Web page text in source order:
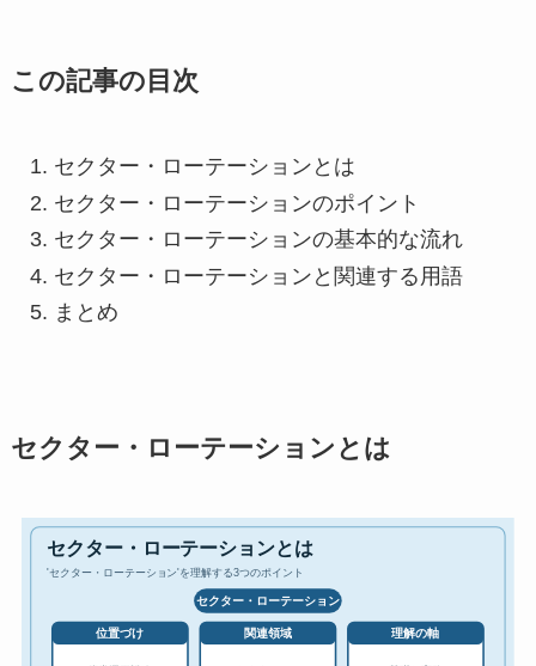
この記事の目次
セクター・ローテーションとは
セクター・ローテーションのポイント
セクター・ローテーションの基本的な流れ
セクター・ローテーションと関連する用語
まとめ
セクター・ローテーションとは